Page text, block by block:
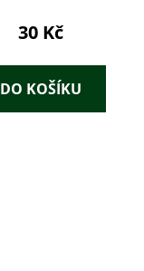
30 Kč
DO KOŠÍKU